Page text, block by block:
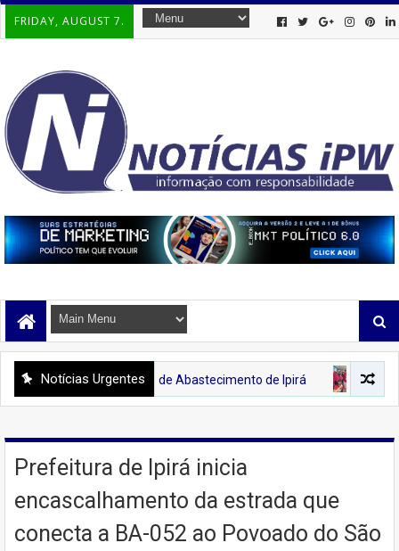
FRIDAY, AUGUST 7.
Notícias Urgentes
ao Centro de Abastecimento de Ipirá 'BACIAJACUIPE'
Prefeitura de Ipirá inicia
encascalhamento da estrada que
conecta a BA-052 ao Povoado do São